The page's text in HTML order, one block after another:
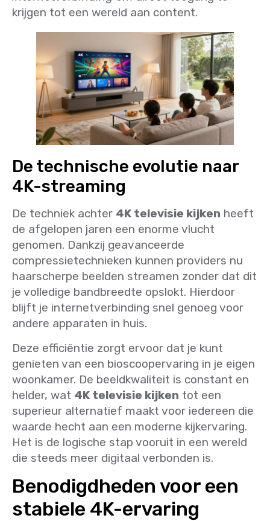
krijgen tot een wereld aan content.
De technische evolutie naar
4K-streaming
De techniek achter 4K televisie kijken heeft
de afgelopen jaren een enorme vlucht
genomen. Dankzij geavanceerde
compressietechnieken kunnen providers nu
haarscherpe beelden streamen zonder dat dit
je volledige bandbreedte opslokt. Hierdoor
blijft je internetverbinding snel genoeg voor
andere apparaten in huis.
Deze efficiëntie zorgt ervoor dat je kunt
genieten van een bioscoopervaring in je eigen
woonkamer. De beeldkwaliteit is constant en
helder, wat 4K televisie kijken tot een
superieur alternatief maakt voor iedereen die
waarde hecht aan een moderne kijkervaring.
Het is de logische stap vooruit in een wereld
die steeds meer digitaal verbonden is.
Benodigdheden voor een
stabiele 4K-ervaring